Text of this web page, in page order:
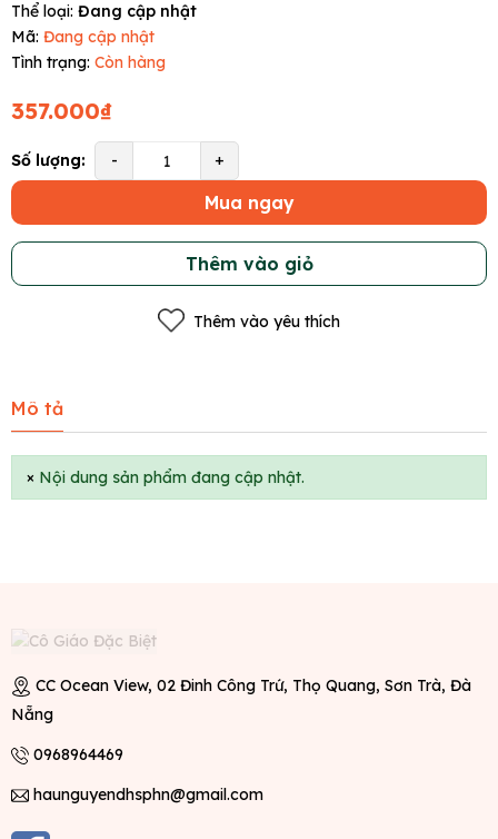
Thể loại: Đang cập nhật
Mã: Đang cập nhật
Tình trạng: Còn hàng
357.000₫
Số lượng: - +
Mua ngay
Thêm vào giỏ
Thêm vào yêu thích
Mô tả
× Nội dung sản phẩm đang cập nhật.
CC Ocean View, 02 Đinh Công Trứ, Thọ Quang, Sơn Trà, Đà
Nẵng
0968964469
haunguyendhsphn@gmail.com